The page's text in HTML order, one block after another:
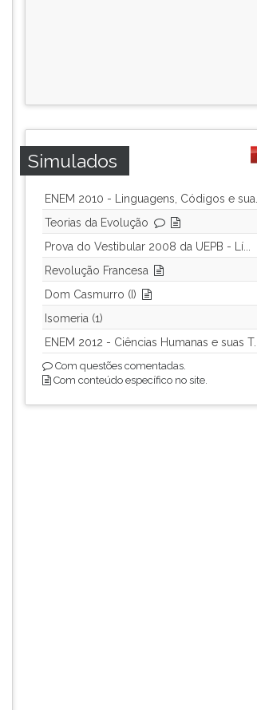
Simulados
ENEM 2010 - Linguagens, Códigos e sua...
Teorias da Evolução
Prova do Vestibular 2008 da UEPB - Lí...
Revolução Francesa
Dom Casmurro (I)
Isomeria (1)
ENEM 2012 - Ciências Humanas e suas T...
Com questões comentadas.
Com conteúdo específico no site.